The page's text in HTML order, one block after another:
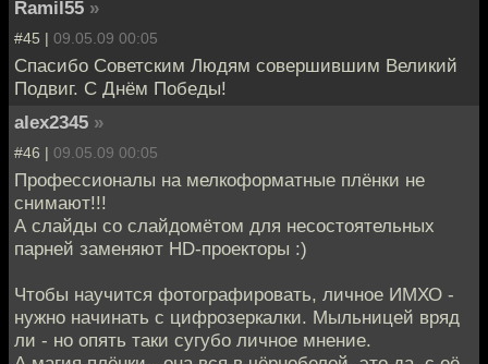
Ramil55 »
#45 | 09.05.09 00:05
Спасибо Советским Людям совершившим Великий
Подвиг. С Днём Победы!
alex2345 »
#46 | 09.05.09 00:05
Профессионалы на мелкоформатные плёнки не
снимают!!!
А слайды со слайдомётом для несостоятельных
парней заменяют HD-проекторы :)
Чтобы научится фотографировать, личное ИМХО -
нужно начинать с цифрозеркалки. Мыльницей вряд
ли - но опять таки сугубо личное мнение.